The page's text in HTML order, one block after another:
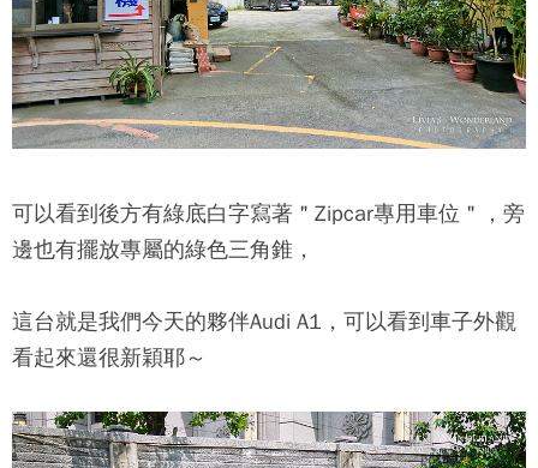
可以看到後方有綠底白字寫著＂ Zipcar專用車位＂，旁
邊也有擺放專屬的綠色三角錐，
這台就是我們今天的夥伴Audi A1，可以看到車子外觀
看起來還很新穎耶～